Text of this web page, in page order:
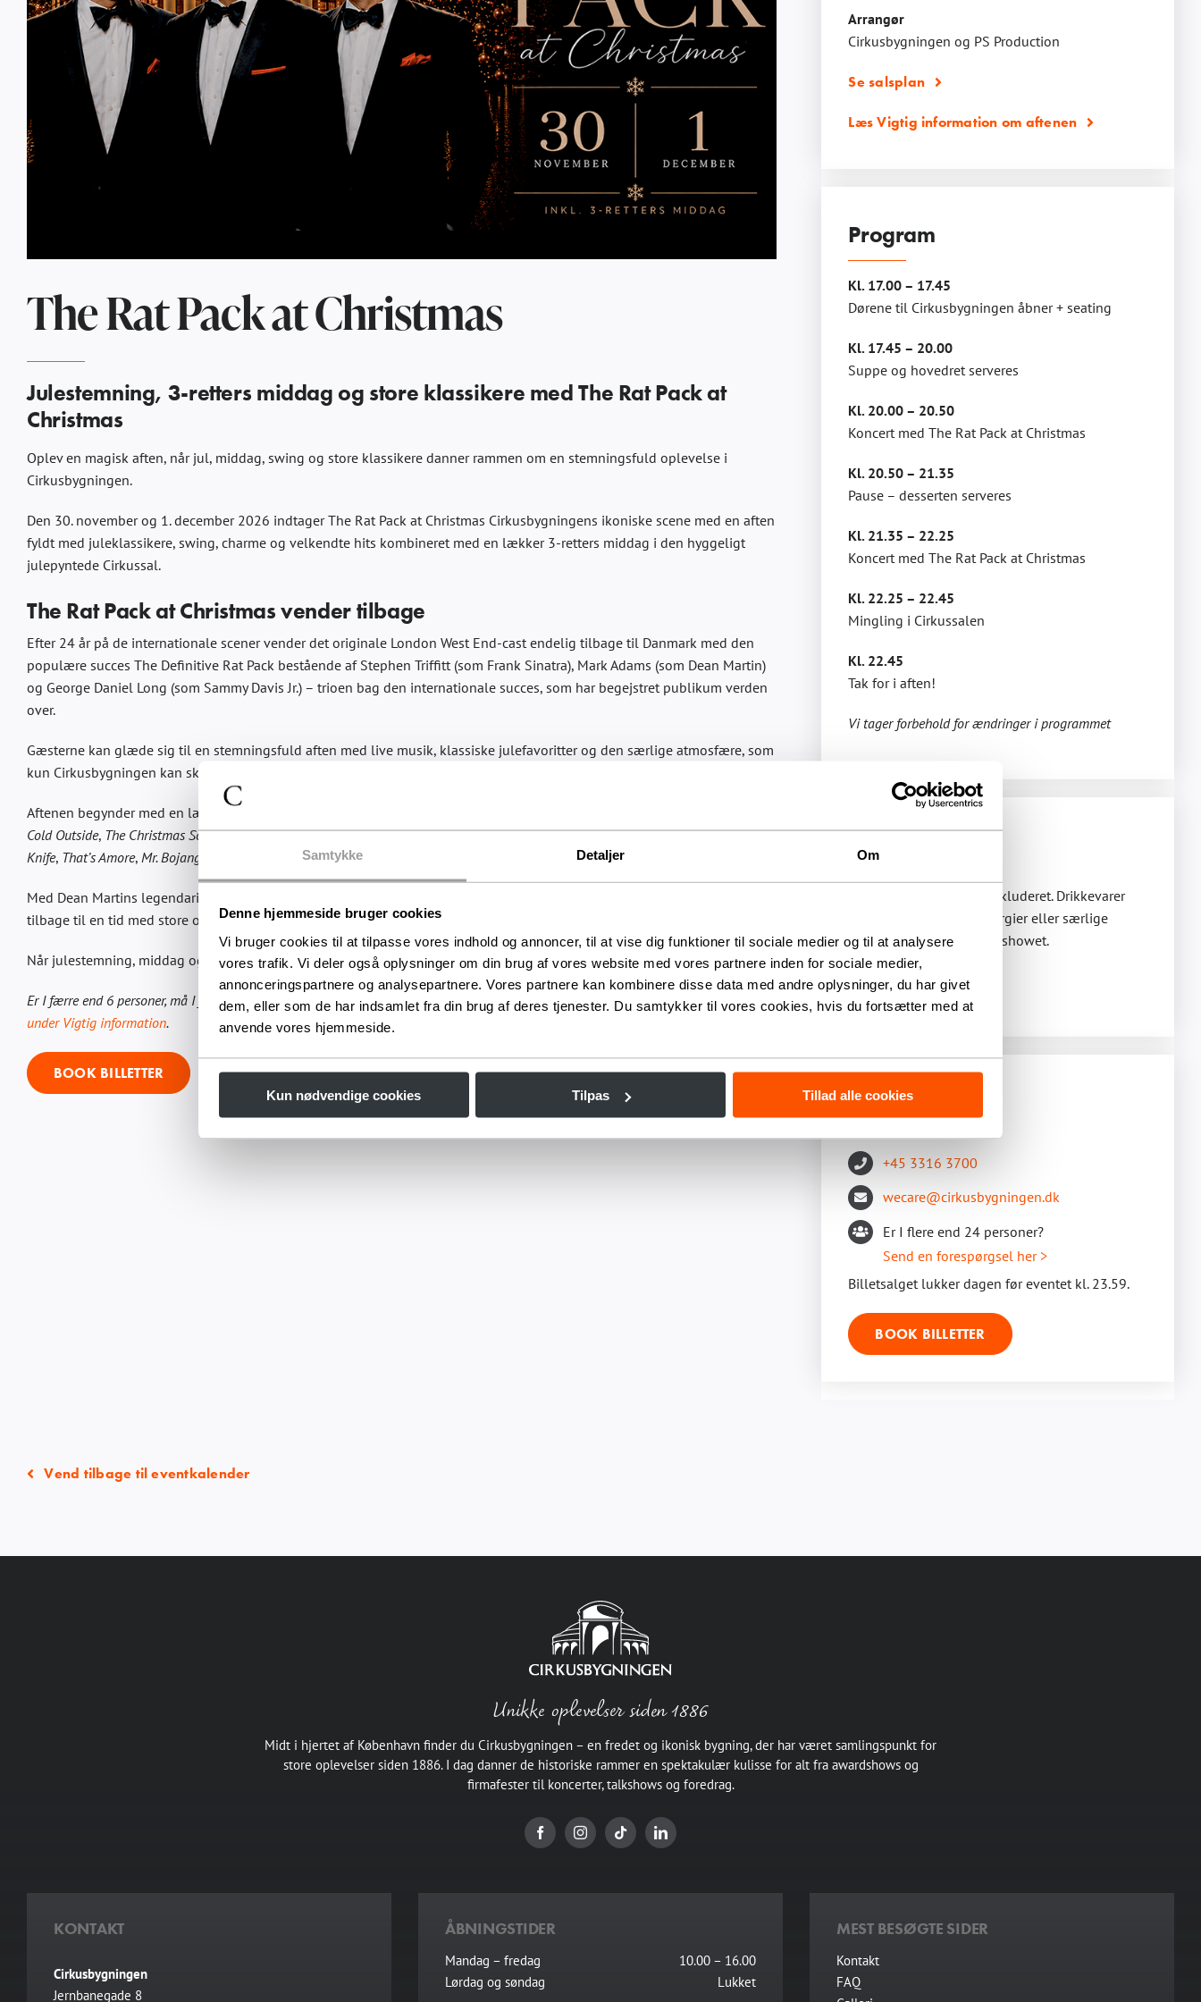
Samtykke Detaljer Om
Denne hjemmeside bruger cookies
Vi bruger cookies til at tilpasse vores indhold og annoncer, til at vise dig funktioner til sociale medier og til at analysere
vores trafik. Vi deler også oplysninger om din brug af vores website med vores partnere inden for sociale medier,
annonceringspartnere og analysepartnere. Vores partnere kan kombinere disse data med andre oplysninger, du har givet
dem, eller som de har indsamlet fra din brug af deres tjenester. Du samtykker til vores cookies, hvis du fortsætter med at
anvende vores hjemmeside.
Kun nødvendige cookies Tilpas Tillad alle cookies
The Rat Pack at Christmas
Julestemning, 3-retters middag og store klassikere med The Rat Pack at
Christmas
Oplev en magisk aften, når jul, middag, swing og store klassikere danner rammen om en stemningsfuld oplevelse i
Cirkusbygningen.
Den 30. november og 1. december 2026 indtager The Rat Pack at Christmas Cirkusbygningens ikoniske scene med en aften
fyldt med juleklassikere, swing, charme og velkendte hits kombineret med en lækker 3-retters middag i den hyggeligt
julepyntede Cirkussal.
The Rat Pack at Christmas vender tilbage
Efter 24 år på de internationale scener vender det originale London West End-cast endelig tilbage til Danmark med den
populære succes The Definitive Rat Pack bestående af Stephen Triffitt (som Frank Sinatra), Mark Adams (som Dean Martin)
og George Daniel Long (som Sammy Davis Jr.) – trioen bag den internationale succes, som har begejstret publikum verden
over.
Gæsterne kan glæde sig til en stemningsfuld aften med live musik, klassiske julefavoritter og den særlige atmosfære, som
kun Cirkusbygningen kan skabe.
Aftenen begynder med en lækker 3-retters middag, inden scenen fyldes med julefavoritter som
Cold Outside, The Christmas SongogLet It Snow. Derudover venter alle de ikoniske Rat Pack-hits, publikum elsker:Mack the
Knife, That’s Amore, Mr. Bojangles og selvfølgeligNew York, New York
Med Dean Martins legendariske Golddiggers og det anmelderroste Manhattan Swing Orchestra bliver gæsterne taget med
tilbage til en tid med store orkestre, elegante aftener og ægte julestemning.
Når julestemning, middag og store klassikere samles til en helt særlig aften.
Er I færre end 6 personer, må I forvente at skulle dele bordet med et andet selskab, men det kan jo kun blive ekstra festligt.Læs mere
under Vigtig information.
BOOK BILLETTER
Arrangør
Cirkusbygningen og PS Production
Se salsplan
Læs Vigtig information om aftenen
Program
Kl. 17.00 – 17.45
Dørene til Cirkusbygningen åbner + seating
Kl. 17.45 – 20.00
Suppe og hovedret serveres
Kl. 20.00 – 20.50
Koncert med The Rat Pack at Christmas
Kl. 20.50 – 21.35
Pause – desserten serveres
Kl. 21.35 – 22.25
Koncert med The Rat Pack at Christmas
Kl. 22.25 – 22.45
Mingling i Cirkussalen
Kl. 22.45
Tak for i aften!
Vi tager forbehold for ændringer i programmet
Menu & drikke
En 3-retters middag er inkluderet. Drikkevarer
købes separat. Oplys allergier eller særlige
ønsker senest en uge før showet.
Se menu og drikke
Book billetter
+45 3316 3700
wecare@cirkusbygningen.dk
Er I flere end 24 personer?
Send en forespørgsel her >
Billetsalget lukker dagen før eventet kl. 23.59.
BOOK BILLETTER
Vend tilbage til eventkalender
Unikke oplevelser siden 1886
Midt i hjertet af København finder du Cirkusbygningen – en fredet og ikonisk bygning, der har været samlingspunkt for
store oplevelser siden 1886. I dag danner de historiske rammer en spektakulær kulisse for alt fra awardshows og
firmafester til koncerter, talkshows og foredrag.
KONTAKT
Cirkusbygningen
Jernbanegade 8
ÅBNINGSTIDER
Mandag – fredag
10.00 – 16.00
Lørdag og søndag
Lukket
MEST BESØGTE SIDER
Kontakt
FAQ